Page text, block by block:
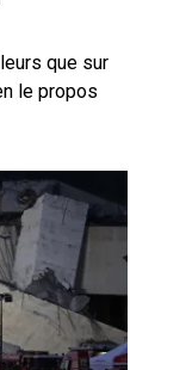
que sur
le propos